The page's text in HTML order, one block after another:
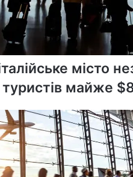
місто
майже